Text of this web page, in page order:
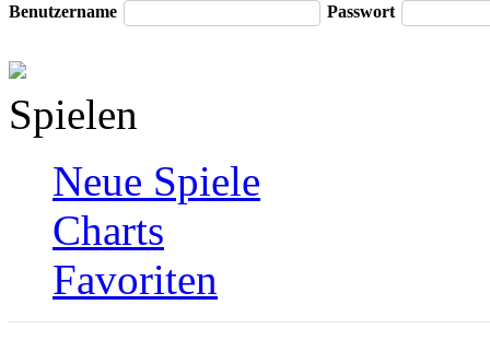
Benutzername Passwort
Spielen
Neue Spiele
Charts
Favoriten